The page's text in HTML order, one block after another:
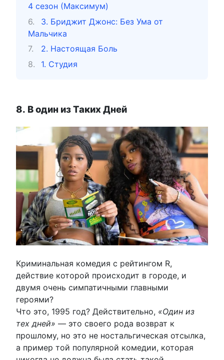
4 сезон (Максимум)
3. Бриджит Джонс: Без Ума от
Мальчика
2. Настоящая Боль
1. Студия
8. В один из Таких Дней
Криминальная комедия с рейтингом R,
действие которой происходит в городе, и
двумя очень симпатичными главными
героями?
Что это, 1995 год? Действительно, «Один из
тех дней» — это своего рода возврат к
прошлому, но это не ностальгическая отсылка,
а пример той популярной комедии, которая